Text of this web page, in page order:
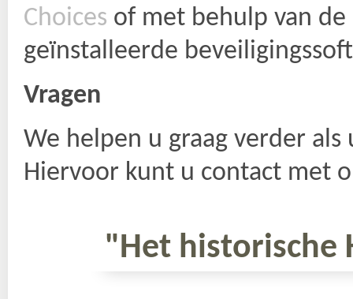
Choices of met behulp van
geïnstalleerde
Vragen
We helpen u graag verder
Hiervoor kunt u contact met
"Het historische